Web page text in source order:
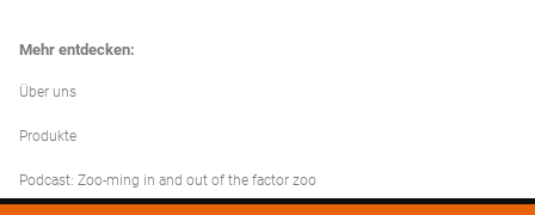
Mehr entdecken:
Über uns
Produkte
Podcast: Zoo-ming in and out of the factor zoo